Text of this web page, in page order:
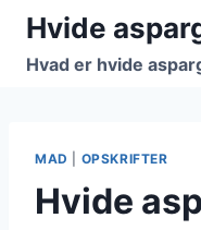
Fortsæt
indhold
Hvide
Hvad er hvide
MAD OPSKRIFTER
Hvide